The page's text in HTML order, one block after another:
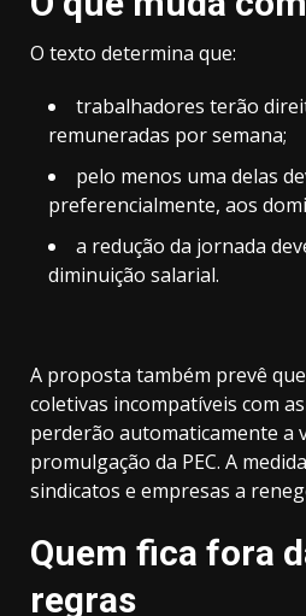
O texto determina que:
trabalhadores terão
remuneradas por semana;
pelo menos uma delas
preferencialmente, aos
a redução da jornada
diminuição salarial.
A proposta também prevê
coletivas incompatíveis com
perderão automaticamente a
promulgação da PEC. A
sindicatos e empresas a
Quem fica fora
regras